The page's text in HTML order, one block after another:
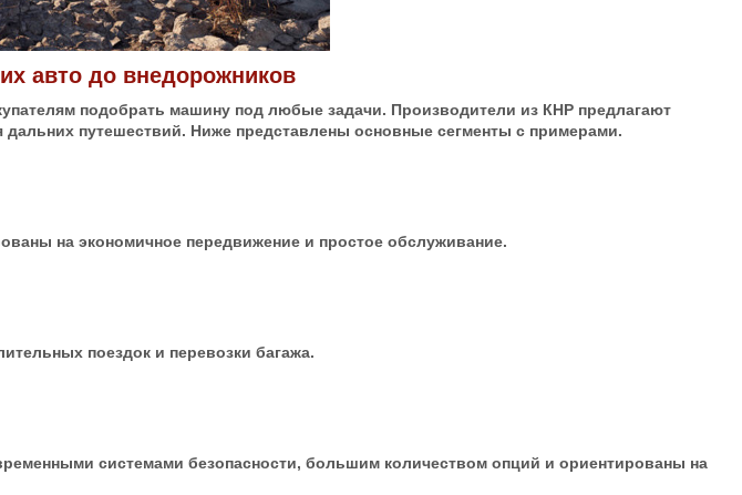
авто до внедорожников
подобрать машину под любые задачи. Производители из КНР предлагают
путешествий. Ниже представлены основные сегменты с примерами.
на экономичное передвижение и простое обслуживание.
поездок и перевозки багажа.
системами безопасности, большим количеством опций и ориентированы на